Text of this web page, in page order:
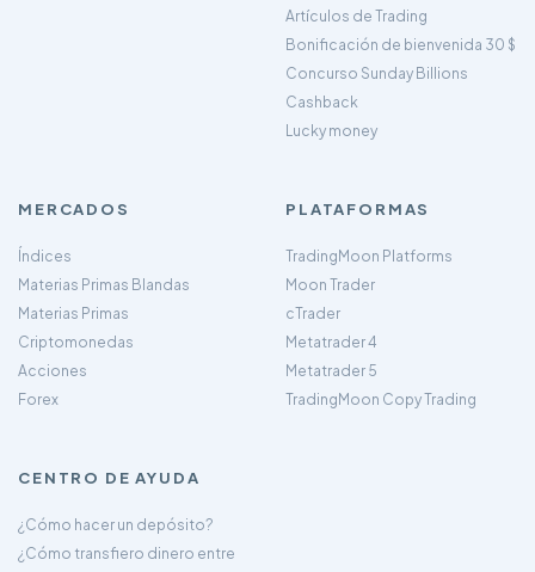
Artículos de Trading
Bonificación de bienvenida 30 $
Concurso Sunday Billions
Cashback
Lucky money
MERCADOS
Índices
Materias Primas Blandas
Materias Primas
Criptomonedas
Acciones
Forex
PLATAFORMAS
TradingMoon Platforms
Moon Trader
cTrader
Metatrader 4
Metatrader 5
TradingMoon Copy Trading
CENTRO DE AYUDA
¿Cómo hacer un depósito?
¿Cómo transfiero dinero entre